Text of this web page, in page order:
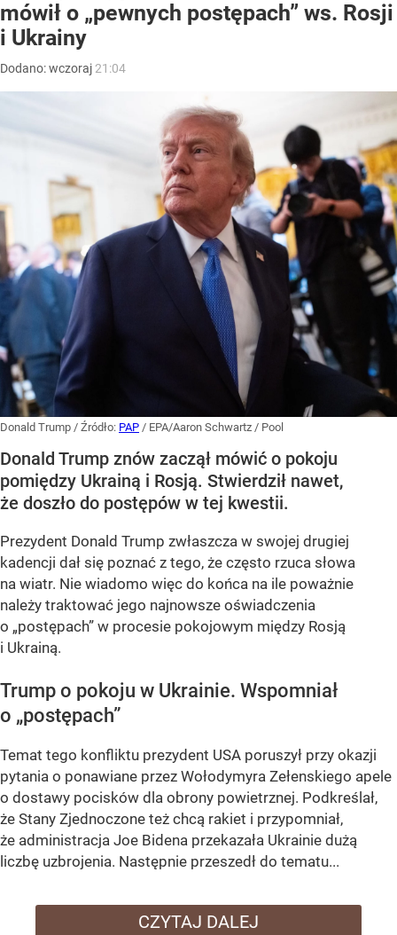
mówił o „pewnych postępach” ws. Rosji
i Ukrainy
Dodano:wczoraj 21:04
Donald Trump / Źródło: PAP / EPA/Aaron Schwartz / Pool
Donald Trump znów zaczął mówić o pokoju
pomiędzy Ukrainą i Rosją. Stwierdził nawet,
że doszło do postępów w tej kwestii.
Prezydent Donald Trump zwłaszcza w swojej drugiej
kadencji dał się poznać z tego, że często rzuca słowa
na wiatr. Nie wiadomo więc do końca na ile poważnie
należy traktować jego najnowsze oświadczenia
o „postępach” w procesie pokojowym między Rosją
i Ukrainą.
Trump o pokoju w Ukrainie. Wspomniał
o „postępach”
Temat tego konfliktu prezydent USA poruszył przy okazji
pytania o ponawiane przez Wołodymyra Zełenskiego apele
o dostawy pocisków dla obrony powietrznej. Podkreślał,
że Stany Zjednoczone też chcą rakiet i przypomniał,
że administracja Joe Bidena przekazała Ukrainie dużą
liczbę uzbrojenia. Następnie przeszedł do tematu...
CZYTAJ DALEJ